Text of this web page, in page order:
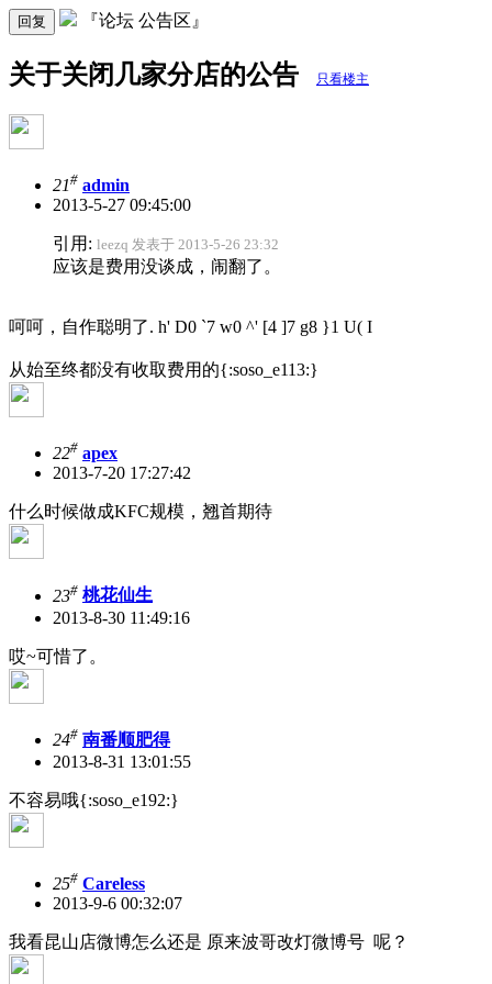
回复 『论坛 公告区』
关于关闭几家分店的公告 只看楼主
21# admin
2013-5-27 09:45:00
引用: leezq 发表于 2013-5-26 23:32
应该是费用没谈成，闹翻了。
呵呵，自作聪明了. h' D0 `7 w0 ^' [4 ]7 g8 }1 U( I
从始至终都没有收取费用的{:soso_e113:}
22# apex
2013-7-20 17:27:42
什么时候做成KFC规模，翘首期待
23# 桃花仙生
2013-8-30 11:49:16
哎~可惜了。
24# 南番顺肥得
2013-8-31 13:01:55
不容易哦{:soso_e192:}
25# Careless
2013-9-6 00:32:07
我看昆山店微博怎么还是 原来波哥改灯微博号 呢？